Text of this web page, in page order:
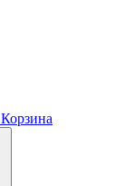
Корзина